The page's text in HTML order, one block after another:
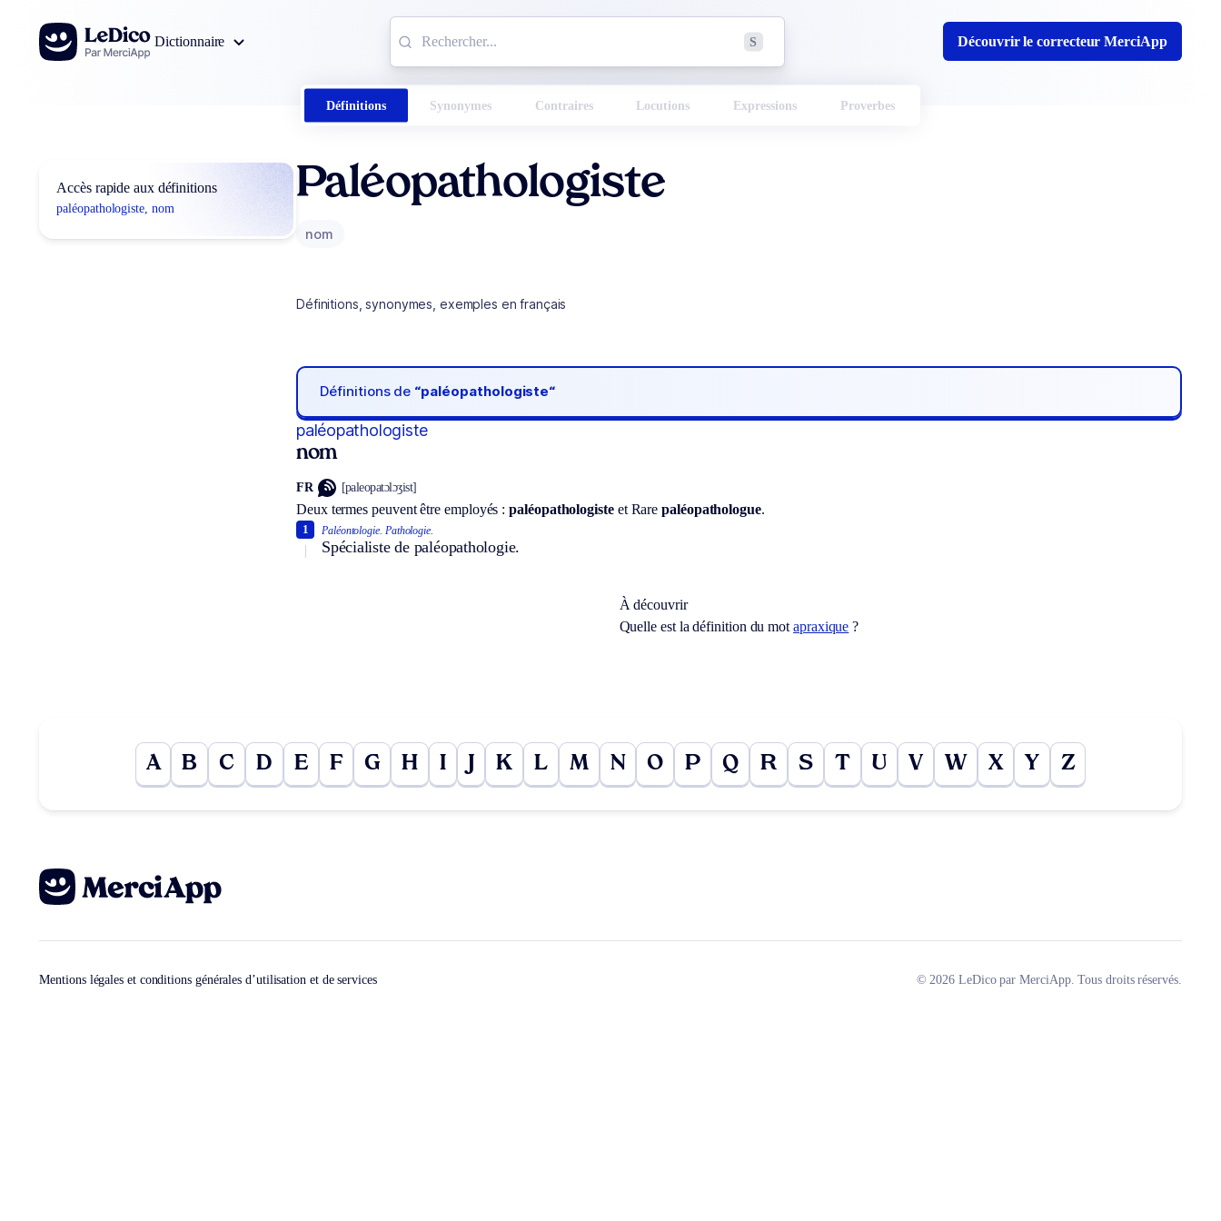
Aller au contenu
Dictionnaire
S Découvrir le correcteur MerciApp
Définitions Synonymes Contraires Locutions Expressions Proverbes
Accès rapide aux définitions
paléopathologiste, nom
Paléopathologiste
nom
Définitions, synonymes, exemples en français
Définitions de “paléopathologiste“
paléopathologiste
nom
FR [paleopatɔlɔʒist]
Deux termes peuvent être employés :paléopathologisteet Rare paléopathologue.
Paléontologie. Pathologie.
Spécialiste de paléopathologie.
1
À découvrir
Quelle est la définition du motapraxique ?
A B C D E F G H I K L M N O P Q R S T U V W X Y Z
Mentions légales et conditions générales d’utilisation et de services © 2026 LeDico par MerciApp. Tous droits réservés.